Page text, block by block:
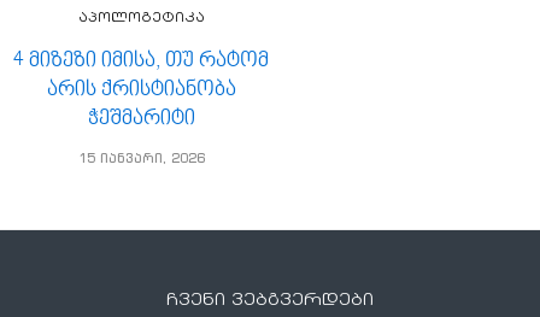
აპოლოგეტიკა
4 მიზეზი იმისა, თუ რატომ
არის ქრისტიანობა
ჭეშმარიტი
15 იანვარი, 2026
ჩვენი ვებგვერდები